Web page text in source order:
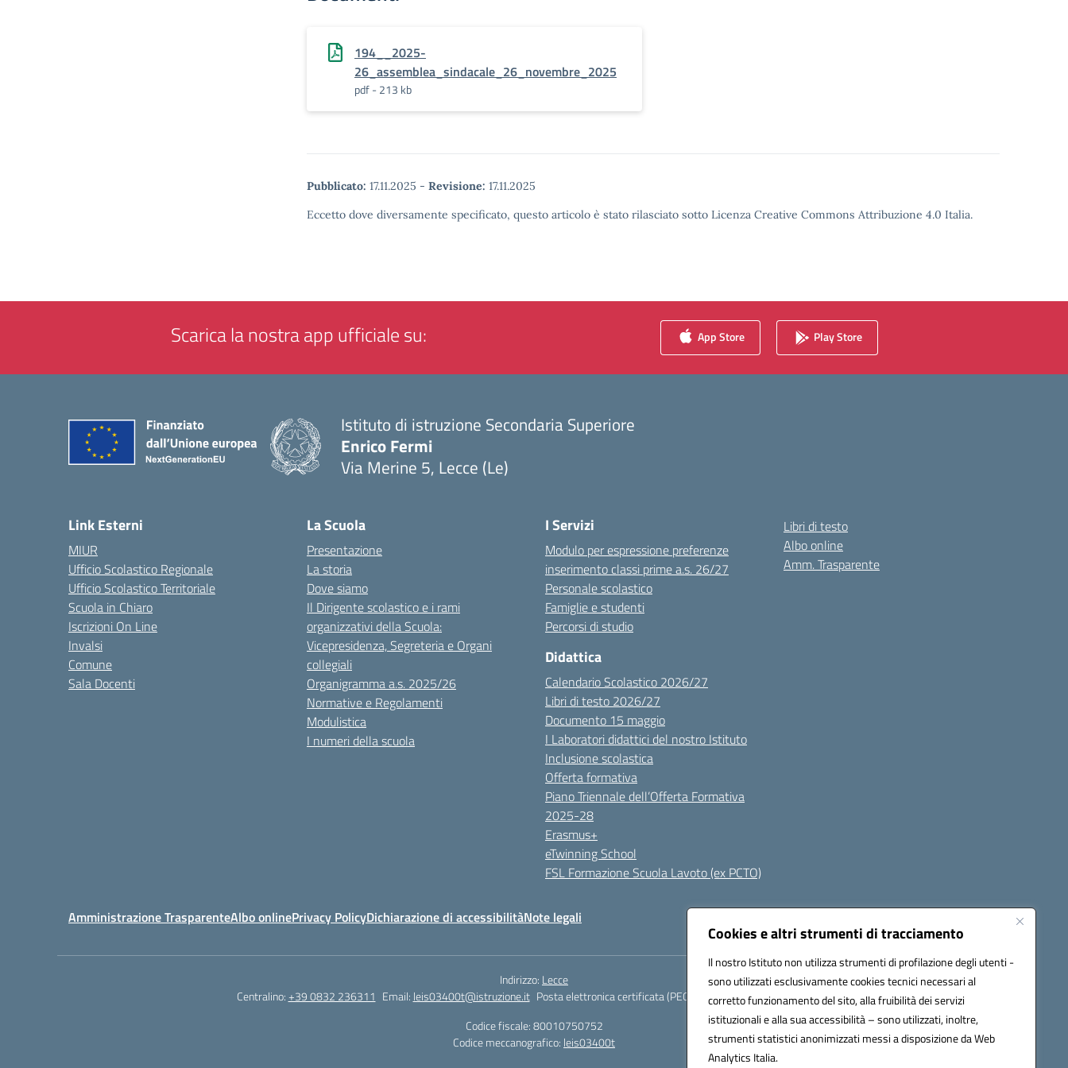
Cookies e altri strumenti di tracciamento
Il nostro Istituto non utilizza strumenti di profilazione degli utenti -
sono utilizzati esclusivamente cookies tecnici necessari al
corretto funzionamento del sito, alla fruibilità dei servizi
istituzionali e alla sua accessibilità – sono utilizzati, inoltre,
strumenti statistici anonimizzati messi a disposizione da Web
Analytics Italia.
194__2025-
26_assemblea_sindacale_26_novembre_2025
pdf - 213 kb
Pubblicato: 17.11.2025 - Revisione: 17.11.2025
Eccetto dove diversamente specificato, questo articolo è stato rilasciato sotto Licenza Creative Commons Attribuzione 4.0 Italia.
Scarica la nostra app ufficiale su: App Store Play Store
Istituto di istruzione Secondaria Superiore
Enrico Fermi
Via Merine 5, Lecce (Le)
Link Esterni
MIUR
Ufficio Scolastico Regionale
Ufficio Scolastico Territoriale
Scuola in Chiaro
Iscrizioni On Line
Invalsi
Comune
Sala Docenti
La Scuola
Presentazione
La storia
Dove siamo
Il Dirigente scolastico e i rami
organizzativi della Scuola:
Vicepresidenza, Segreteria e Organi
collegiali
Organigramma a.s. 2025/26
Normative e Regolamenti
Modulistica
I numeri della scuola
I Servizi
Modulo per espressione preferenze
inserimento classi prime a.s. 26/27
Personale scolastico
Famiglie e studenti
Percorsi di studio
Didattica
Calendario Scolastico 2026/27
Libri di testo 2026/27
Documento 15 maggio
I Laboratori didattici del nostro Istituto
Inclusione scolastica
Offerta formativa
Piano Triennale dell’Offerta Formativa
2025-28
Erasmus+
eTwinning School
FSL Formazione Scuola Lavoto (ex PCTO)
Libri di testo
Albo online
Amm. Trasparente
Amministrazione TrasparenteAlbo onlinePrivacy PolicyDichiarazione di accessibilitàNote legali Seguici su:
Indirizzo: Lecce
Centralino:+39 0832 236311 Email: leis03400t@istruzione.it Posta elettronica certificata (PEC):
leis03400t@pec.istruzione.it
Codice fiscale: 80010750752
Codice meccanografico: leis03400t